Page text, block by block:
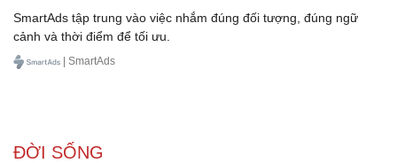
SmartAds tập trung vào việc nhắm đúng đối tượng, đúng ngữ
cảnh và thời điểm để tối ưu.
| SmartAds
ĐỜI SỐNG